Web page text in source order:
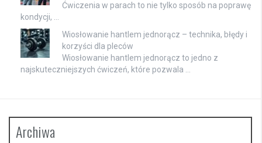
Ćwiczenia w parach to nie tylko sposób na poprawę
kondycji, …
Wiosłowanie hantlem jednorącz – technika, błędy i
korzyści dla pleców
Wiosłowanie hantlem jednorącz to jedno z
najskuteczniejszych ćwiczeń, które pozwala …
Archiwa